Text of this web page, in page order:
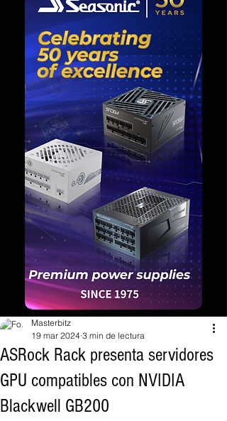
ASRock Rack presenta servidores
GPU compatibles con NVIDIA
Blackwell GB200
Masterbitz
19 mar 2024 3 min de lectura